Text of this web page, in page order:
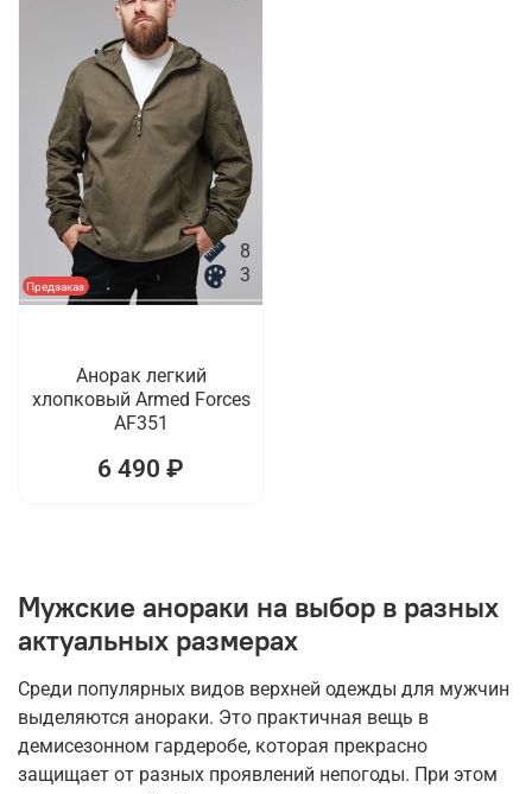
Предзаказ
8
3
Анорак легкий
хлопковый Armed Forces
AF351
6 490 ₽
Мужские анораки на выбор в разных
актуальных размерах
Среди популярных видов верхней одежды для мужчин
выделяются анораки. Это практичная вещь в
демисезонном гардеробе, которая прекрасно
защищает от разных проявлений непогоды. При этом